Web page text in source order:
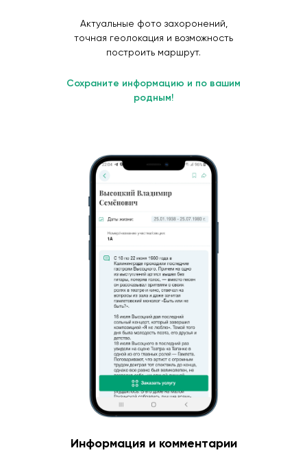
Актуальные фото захоронений,
точная геолокация и возможность
построить маршрут.
Сохраните информацию и по вашим
родным!
Информация и комментарии